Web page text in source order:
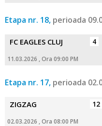
Etapa nr. 18, perioada
FC EAGLES CLUJ 4
11.03.2026 , Ora 09:00 PM
Etapa nr. 17, perioada
ZIGZAG 12
02.03.2026 , Ora 08:00 PM